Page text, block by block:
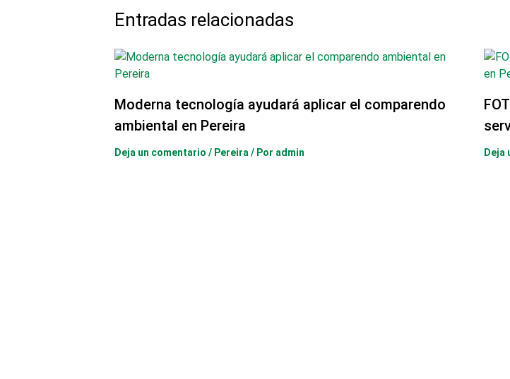
Entradas relacionadas
Moderna tecnología ayudará aplicar el comparendo
ambiental en Pereira
Deja un comentario / Pereira / Por admin Deja